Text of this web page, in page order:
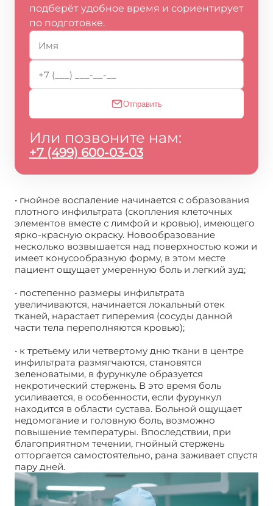
подберёт удобное время и сориентирует
по подготовке.
Отправить
Или позвоните нам:
+7 (499) 600-03-03
• гнойное воспаление начинается с образования
плотного инфильтрата (скопления клеточных
элементов вместе с лимфой и кровью), имеющего
ярко-красную окраску. Новообразование
несколько возвышается над поверхностью кожи и
имеет конусообразную форму, в этом месте
пациент ощущает умеренную боль и легкий зуд;
• постепенно размеры инфильтрата
увеличиваются, начинается локальный отек
тканей, нарастает гиперемия (сосуды данной
части тела переполняются кровью);
• к третьему или четвертому дню ткани в центре
инфильтрата размягчаются, становятся
зеленоватыми, в фурункуле образуется
некротический стержень. В это время боль
усиливается, в особенности, если фурункул
находится в области сустава. Больной ощущает
недомогание и головную боль, возможно
повышение температуры. Впоследствии, при
благоприятном течении, гнойный стержень
отторгается самостоятельно, рана заживает спустя
пару дней.